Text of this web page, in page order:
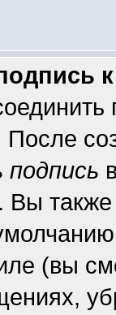
Вы
(вы